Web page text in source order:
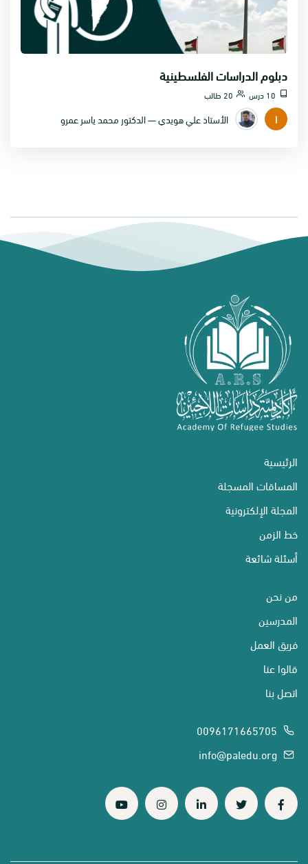
دبلوم الدراسات الفلسطينية
10 درس 20 طالب
ا الأستاذ علي هويدي — الدكتور محمد ياسر عمرو
الرئيسية
المساقات المسجلة
المجلة الإلكترونية
خط الزمن
أسئلة شائعة
من نحن
المدرسين
فريق العمل
قالوا عنا
اتصل بنا
0096171665705
info@paledu.org